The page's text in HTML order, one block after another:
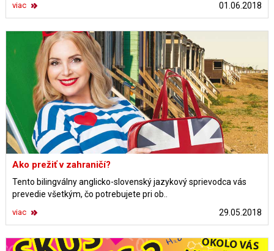
01.06.2018
viac
Ako prežiť v zahraničí?
Tento bilingválny anglicko-slovenský jazykový sprievodca vás
prevedie všetkým, čo potrebujete pri ob..
29.05.2018
viac